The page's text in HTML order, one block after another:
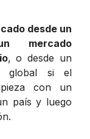
desde un
mercado
, o desde un
global si el
con un
país y luego